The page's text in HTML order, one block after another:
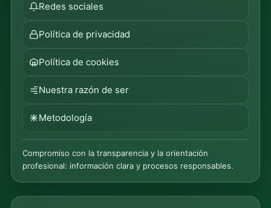
Redes sociales
Política de privacidad
Política de cookies
Nuestra razón de ser
Metodología
Compromiso con la transparencia y la orientación
profesional: información clara y procesos responsables.